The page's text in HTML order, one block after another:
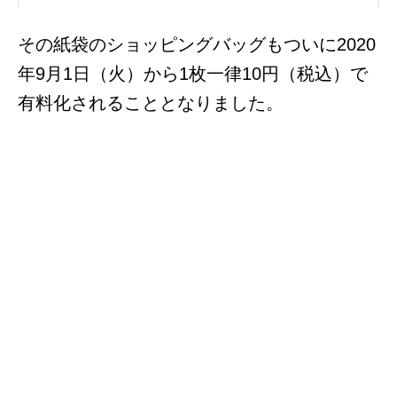
その紙袋のショッピングバッグもついに2020
年9月1日（火）から1枚一律10円（税込）で
有料化されることとなりました。